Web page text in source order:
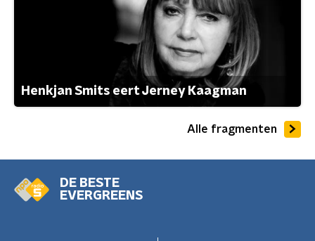
Henkjan Smits eert Jerney Kaagman
Alle fragmenten
DE BESTE
EVERGREENS